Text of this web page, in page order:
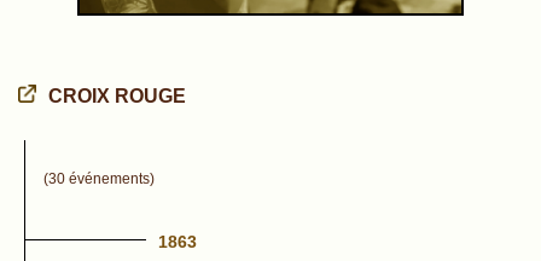
CROIX ROUGE
(30 événements)
1863